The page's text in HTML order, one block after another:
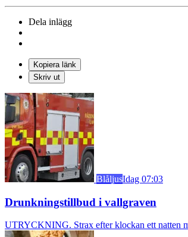
Dela inlägg
Kopiera länk
Skriv ut
BlåljusIdag 07:03
Drunkningstillbud i vallgraven
UTRYCKNING. Strax efter klockan ett natten